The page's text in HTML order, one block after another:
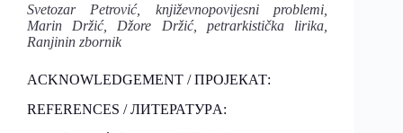
Svetozar Petrović, književnopovijesni problemi,
Marin Držić, Džore Držić, petrarkistička lirika,
Ranjinin zbornik
ACKNOWLEDGEMENT / ПРОЈЕКАТ:
REFERENCES / ЛИТЕРАТУРA: